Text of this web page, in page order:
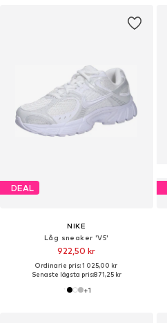
DEAL
NIKE
Låg sneaker 'V5'
922,50 kr
Ordinarie pris: 1 025,00 kr
Senaste lägsta pris:871,25 kr
+1